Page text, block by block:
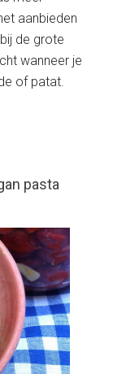
aanbieden
de grote
wanneer je
of patat.
pasta